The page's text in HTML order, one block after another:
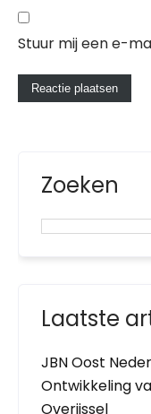
Stuur mij een e-
Zoeken
Laatste
JBN Oost
Ontwikkeling
Overijssel